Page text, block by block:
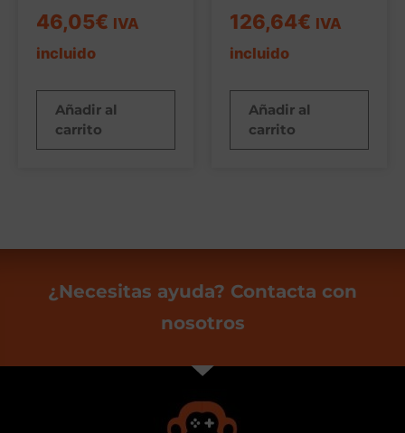
46,05€ IVA
incluido
Añadir al
carrito
126,64€ IVA
incluido
Añadir al
carrito
¿Necesitas ayuda? Contacta con
nosotros